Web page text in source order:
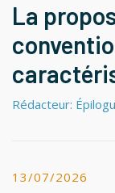
La
Rédacteur:
13/07/2026